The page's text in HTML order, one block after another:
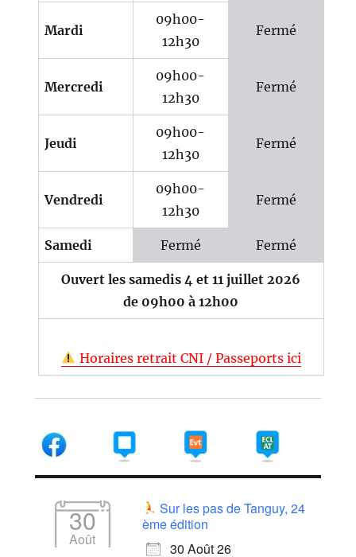
Mardi
09h00-
12h30
Fermé
Mercredi
09h00-
12h30
Fermé
Jeudi
09h00-
12h30
Fermé
Vendredi
09h00-
12h30
Fermé
Samedi Fermé Fermé
Ouvert les samedis 4 et 11 juillet 2026
de 09h00 à 12h00
Horaires retrait CNI / Passeports ici
30
Août
Sur les pas de Tanguy, 24
ème édition
30 Août 26